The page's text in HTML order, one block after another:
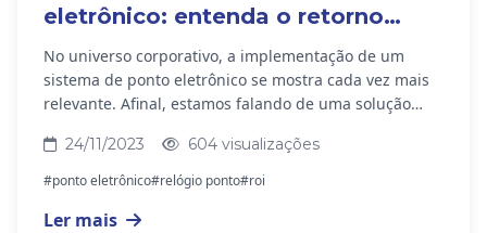
eletrônico: entenda o retorno
sobre o investimento
No universo corporativo, a implementação de um
sistema de ponto eletrônico se mostra cada vez mais
relevante. Afinal, estamos falando de uma solução
24/11/2023 604 visualizações
#ponto eletrônico#relógio ponto#roi
Ler mais